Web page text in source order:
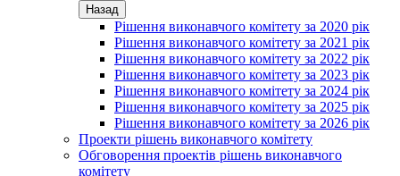
Назад
Рішення виконавчого комітету за 2020 рік
Рішення виконавчого комітету за 2021 рік
Рішення виконавчого комітету за 2022 рік
Рішення виконавчого комітету за 2023 рік
Рішення виконавчого комітету за 2024 рік
Рішення виконавчого комітету за 2025 рік
Рішення виконавчого комітету за 2026 рік
Проекти рішень виконавчого комітету
Обговорення проектів рішень виконавчого
комітету